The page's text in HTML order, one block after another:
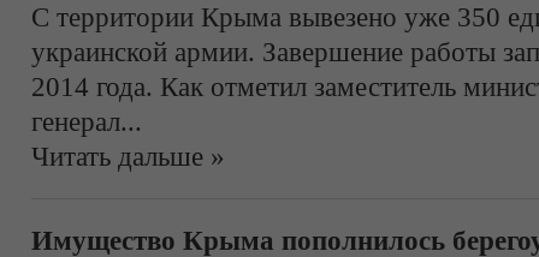
С территории Крыма вывезено уже 350
украинской армии. Завершение работы
2014 года. Как отметил заместитель
генерал...
Читать дальше »
Имущество Крыма пополнилось